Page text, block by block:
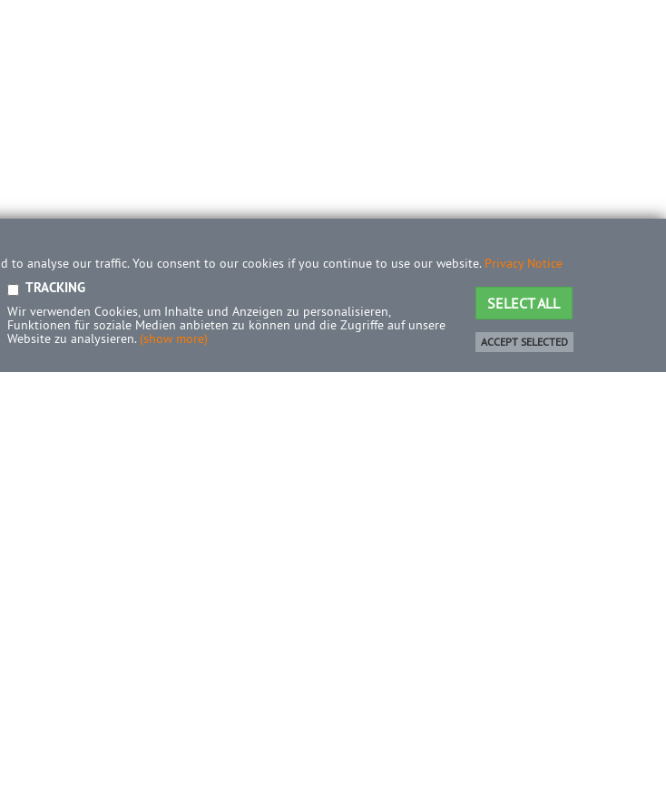
to analyse our traffic. You consent to our cookies if you continue to use our website. Privacy Notice
TRACKING
Wir verwenden Cookies, um Inhalte und Anzeigen zu personalisieren,
Funktionen für soziale Medien anbieten zu können und die Zugriffe auf unsere
Website zu analysieren. (show more)
SELECT ALL
ACCEPT SELECTED